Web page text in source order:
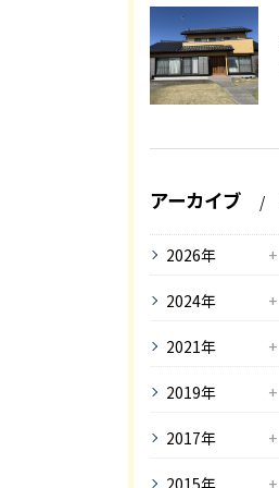
アーカイブ
2026年
2024年
2021年
2019年
2017年
2015年